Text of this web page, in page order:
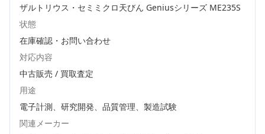
ザルトリウス・セミミクロ天びん Geniusシリーズ ME235S
状態
在庫確認・お問い合わせ
対応内容
中古販売 / 買取査定
用途
電子計測、研究開発、品質管理、製造試験
関連メーカー